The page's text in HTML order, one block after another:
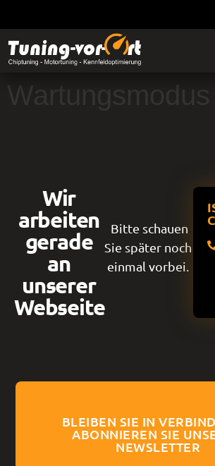
Wartungsmodus
Wir
arbeiten
gerade
an
unserer
Webseite
Bitte schauen
Sie später noch
einmal vorbei.
BLEIBEN SIE IN
ABONNIEREN SIE
NEWSLETTER